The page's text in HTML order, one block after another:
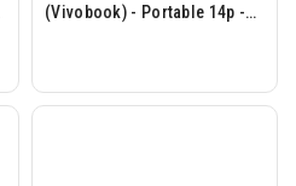
(Vivobook) - Portable 14p -